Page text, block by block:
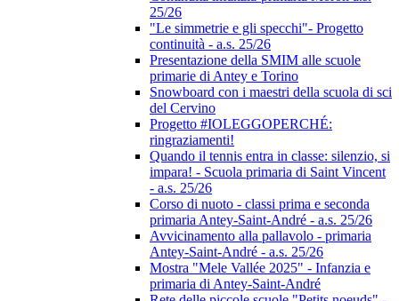
25/26
"Le simmetrie e gli specchi"- Progetto
continuità - a.s. 25/26
Presentazione della SMIM alle scuole
primarie di Antey e Torino
Snowboard con i maestri della scuola di sci
del Cervino
Progetto #IOLEGGOPERCHÉ:
ringraziamenti!
Quando il tennis entra in classe: silenzio, si
impara! - Scuola primaria di Saint Vincent
- a.s. 25/26
Corso di nuoto - classi prima e seconda
primaria Antey-Saint-André - a.s. 25/26
Avvicinamento alla pallavolo - primaria
Antey-Saint-André - a.s. 25/26
Mostra "Mele Vallée 2025" - Infanzia e
primaria di Antey-Saint-André